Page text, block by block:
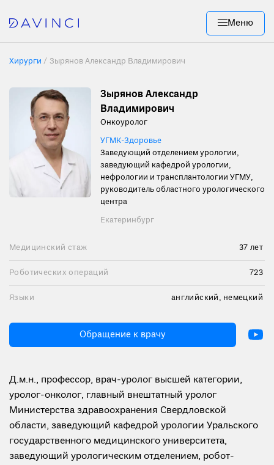
Меню
Хирурги / Зырянов Александр Владимирович
Зырянов Александр
Владимирович
Онкоуролог
УГМК-Здоровье
Заведующий отделением урологии,
заведующий кафедрой урологии,
нефрологии и трансплантологии УГМУ,
руководитель областного урологического
центра
Екатеринбург
Медицинский стаж 37 лет
Роботических операций 723
Языки английский, немецкий
Обращение к врачу
Д.м.н., профессор, врач-уролог высшей категории,
уролог-онколог, главный внештатный уролог
Министерства здравоохранения Свердловской
области, заведующий кафедрой урологии Уральского
государственного медицинского университета,
заведующий урологическим отделением, робот-